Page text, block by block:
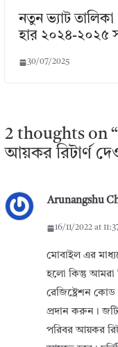
নতুন ভ্যাট
হার ২০২৪-২০২৫
30/07/2025
2 thoughts on “
আয়কর রিটার্ণ
Arunangshu
16/11/2022 at
মোবাইল এর
হলো কিন্তু
রেজিষ্ট্রেশন
প্রদান করুন।
পরিবর আয়কর